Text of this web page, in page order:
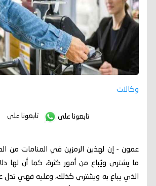
وكالات
تابعونا على تابعونا على
عمون - إن لهذين الرمزين في المنامات من
ما يشترى ويُباع من أمور كثرة، كما أن لها
الذي يباع به ويشترى كذلك، وعليه فهي